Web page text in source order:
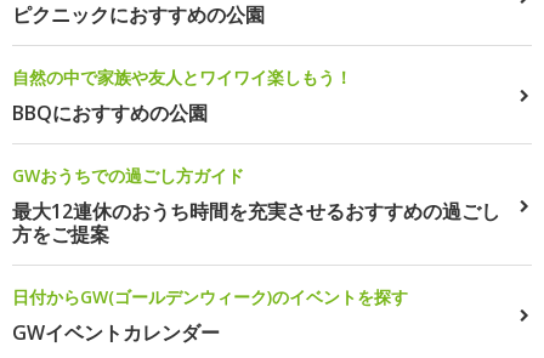
ピクニックにおすすめの公園
自然の中で家族や友人とワイワイ楽しもう！
BBQにおすすめの公園
GWおうちでの過ごし方ガイド
最大12連休のおうち時間を充実させるおすすめの過ごし
方をご提案
日付からGW(ゴールデンウィーク)のイベントを探す
GWイベントカレンダー